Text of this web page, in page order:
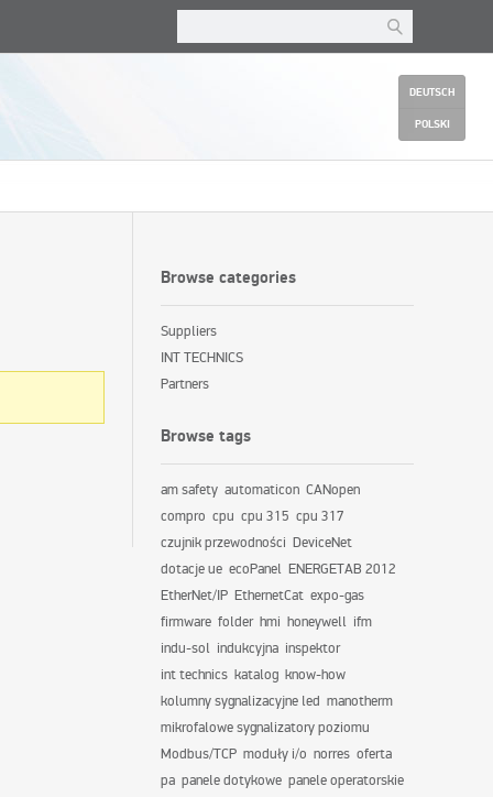
Browse categories
Suppliers
INT TECHNICS
Partners
Browse tags
am safety automaticon CANopen
compro cpu cpu 315 cpu 317
czujnik przewodności DeviceNet
dotacje ue ecoPanel ENERGETAB 2012
EtherNet/IP EthernetCat expo-gas
firmware folder hmi honeywell ifm
indu-sol indukcyjna inspektor
int technics katalog know-how
kolumny sygnalizacyjne led manotherm
mikrofalowe sygnalizatory poziomu
Modbus/TCP moduły i/o norres oferta
pa panele dotykowe panele operatorskie
DEUTSCH
POLSKI